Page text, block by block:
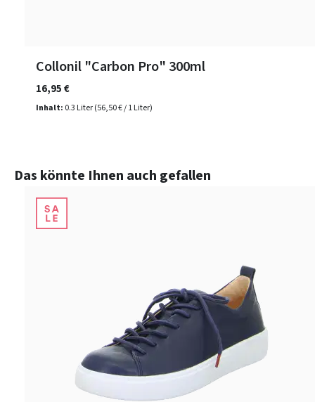
Collonil "Carbon Pro" 300ml
Inhalt: 0.3 Liter(56,50 € / 1 Liter)
16,95 €
Produktgalerie überspringen
Das könnte Ihnen auch gefallen